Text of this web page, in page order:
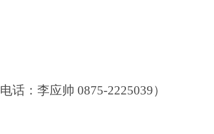
保山市
电话： 李应帅 0875-2225039）